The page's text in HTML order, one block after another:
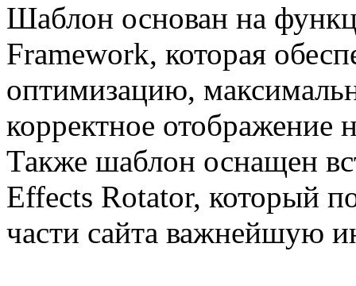
Шаблон основан на
Framework, которая
оптимизацию,
корректное отображение
Также шаблон оснащен
Effects Rotator, который
части сайта важнейшую